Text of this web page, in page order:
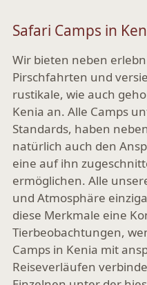
Safari Camps in
Wir bieten neben
Pirschfahrten und
rustikale, wie auch
Kenia an. Alle Camps
Standards, haben
natürlich auch den
eine auf ihn
ermöglichen. Alle
und Atmosphäre
diese Merkmale eine
Tierbeobachtungen,
Camps in Kenia mit
Reiseverläufen